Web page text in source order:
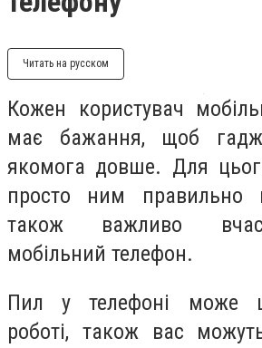
Читать на русском
Кожен користувач
має бажання, щоб
якомога довше. Для
просто ним правильно
також важливо
мобільний телефон.
Пил у телефоні може
роботі, також вас